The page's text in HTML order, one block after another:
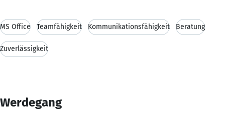
MS Office Teamfähigkeit Kommunikationsfähigkeit Beratung
Zuverlässigkeit
Werdegang